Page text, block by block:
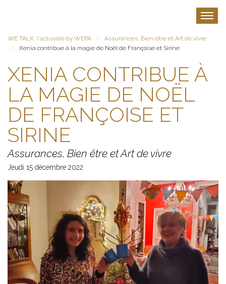
principal
WE TALK, l'actualité by WEPA
Assurances, Bien être et Art de vivre
Xenia contribue à la magie de Noël de Françoise et Sirine
XENIA CONTRIBUE À
LA MAGIE DE NOËL
DE FRANÇOISE ET
SIRINE
Assurances, Bien être et Art de vivre
Jeudi 15 décembre 2022